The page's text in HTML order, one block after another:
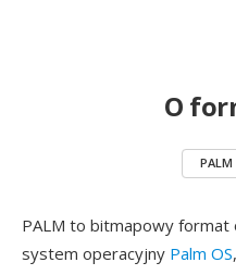
O
PALM
PALM to bitmapowy
system operacyjny Palm OS